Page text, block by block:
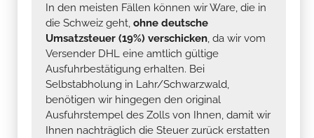
In den meisten Fällen können wir Ware, die in
die Schweiz geht, ohne deutsche
Umsatzsteuer (19%) verschicken, da wir vom
Versender DHL eine amtlich gültige
Ausfuhrbestätigung erhalten. Bei
Selbstabholung in Lahr/Schwarzwald,
benötigen wir hingegen den original
Ausfuhrstempel des Zolls von Ihnen, damit wir
Ihnen nachträglich die Steuer zurück erstatten